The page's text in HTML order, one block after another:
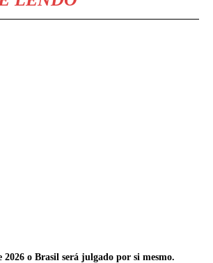
o Brasil será julgado por si mesmo.